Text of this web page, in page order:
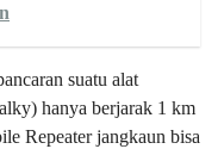
suatu alat
hanya berjarak 1 km
Repeater jangkaun bisa